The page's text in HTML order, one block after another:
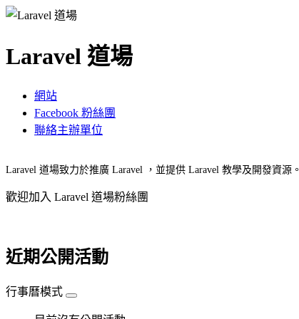
Laravel 道場
網站
Facebook 粉絲團
聯絡主辦單位
Laravel 道場​致力於推廣 Laravel ，並提供 Laravel 教學及開發資源。​
歡迎加入 Laravel 道場粉絲團
近期公開活動
行事曆模式